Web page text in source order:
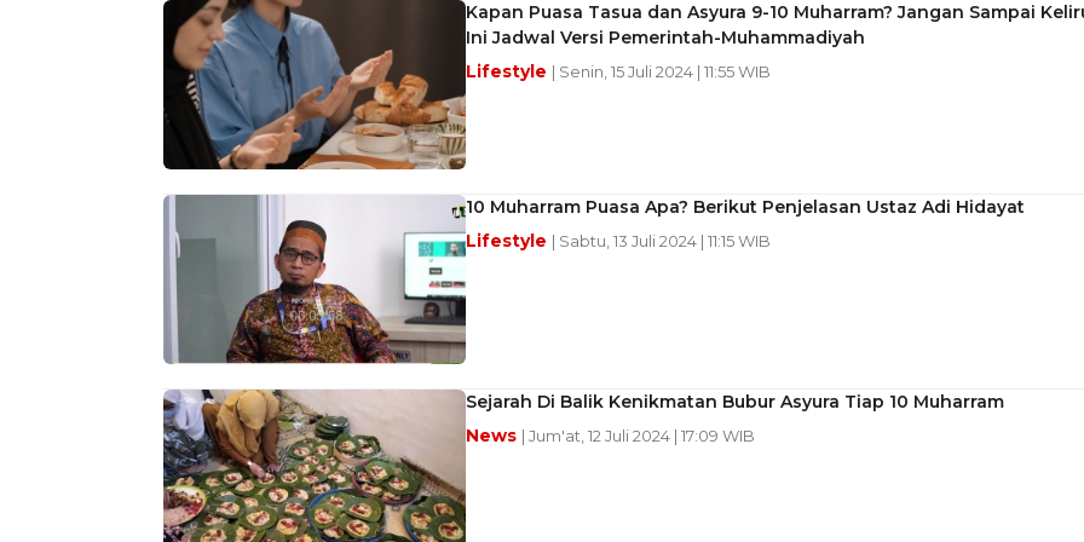
Kapan Puasa Tasua dan Asyura 9-10 Muharram? Jangan Sampai
Ini Jadwal Versi Pemerintah-Muhammadiyah
Lifestyle | Senin, 15 Juli 2024 | 11:55 WIB
10 Muharram Puasa Apa? Berikut Penjelasan Ustaz Adi Hidayat
Lifestyle | Sabtu, 13 Juli 2024 | 11:15 WIB
Sejarah Di Balik Kenikmatan Bubur Asyura Tiap 10 Muharram
News | Jum'at, 12 Juli 2024 | 17:09 WIB